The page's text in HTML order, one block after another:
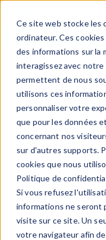
Ce site web stocke les
ordinateur. Ces
des informations sur la
interagissez avec
permettent de nous
utilisons ces
personnaliser votre
que pour les données
concernant nos
sur d'autres supports.
cookies que nous
Politique de
Si vous refusez
informations ne seront
visite sur ce site. Un
votre navigateur afin
COMSOL
Bienvenue
COMSOL
utilisateurs et
Bénéfices: